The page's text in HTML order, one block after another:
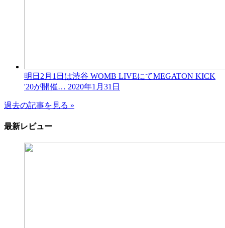
明日2月1日は渋谷 WOMB LIVEにてMEGATON KICK
'20が開催… 2020年1月31日
過去の記事を見る »
最新レビュー